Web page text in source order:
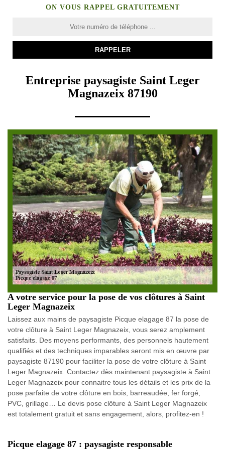
ON VOUS RAPPEL GRATUITEMENT
Entreprise paysagiste Saint Leger
Magnazeix 87190
A votre service pour la pose de vos clôtures à Saint
Leger Magnazeix
Laissez aux mains de paysagiste Picque elagage 87 la pose de
votre clôture à Saint Leger Magnazeix, vous serez amplement
satisfaits. Des moyens performants, des personnels hautement
qualifiés et des techniques imparables seront mis en œuvre par
paysagiste 87190 pour faciliter la pose de votre clôture à Saint
Leger Magnazeix. Contactez dès maintenant paysagiste à Saint
Leger Magnazeix pour connaitre tous les détails et les prix de la
pose parfaite de votre clôture en bois, barreaudée, fer forgé,
PVC, grillage… Le devis pose clôture à Saint Leger Magnazeix
est totalement gratuit et sans engagement, alors, profitez-en !
Picque elagage 87 : paysagiste responsable